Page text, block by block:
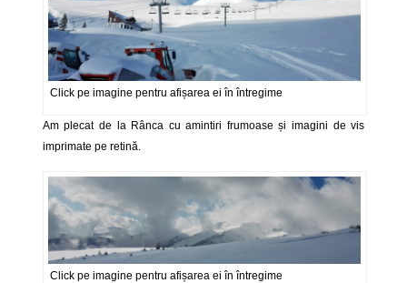
Click pe imagine pentru afișarea ei în întregime
Am plecat de la Rânca cu amintiri frumoase și imagini de vis
imprimate pe retină.
Click pe imagine pentru afișarea ei în întregime